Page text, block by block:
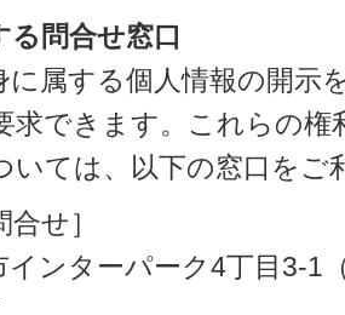
る問合せ窓口
に属する個人情報の開示
求できます。これらの権
いては、以下の窓口をご
せ］
インターパーク4丁目3-1